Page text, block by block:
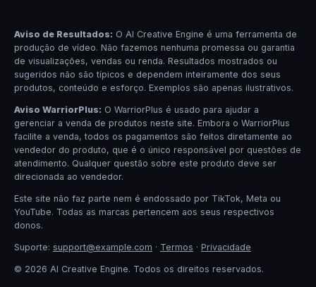
Aviso de Resultados: O AI Creative Engine é uma ferramenta de
produção de vídeo. Não fazemos nenhuma promessa ou garantia
de visualizações, vendas ou renda. Resultados mostrados ou
sugeridos não são típicos e dependem inteiramente dos seus
produtos, conteúdo e esforço. Exemplos são apenas ilustrativos.
Aviso WarriorPlus: O WarriorPlus é usado para ajudar a
gerenciar a venda de produtos neste site. Embora o WarriorPlus
facilite a venda, todos os pagamentos são feitos diretamente ao
vendedor do produto, que é o único responsável por questões de
atendimento. Qualquer questão sobre este produto deve ser
direcionada ao vendedor.
Este site não faz parte nem é endossado por TikTok, Meta ou
YouTube. Todas as marcas pertencem aos seus respectivos
donos.
Suporte: support@example.com · Termos · Privacidade
© 2026 AI Creative Engine. Todos os direitos reservados.